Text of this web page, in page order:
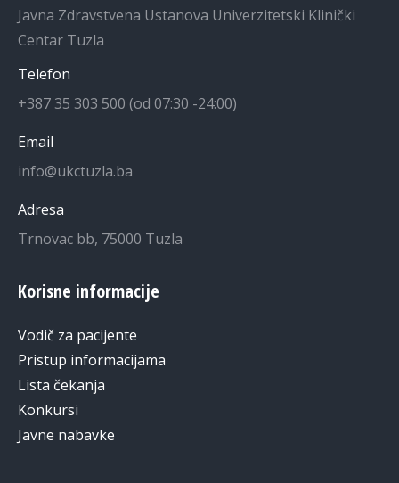
Javna Zdravstvena Ustanova Univerzitetski Klinički
Centar Tuzla
Telefon
+387 35 303 500 (od 07:30 -24:00)
Email
info@ukctuzla.ba
Adresa
Trnovac bb, 75000 Tuzla
Korisne informacije
Vodič za pacijente
Pristup informacijama
Lista čekanja
Konkursi
Javne nabavke